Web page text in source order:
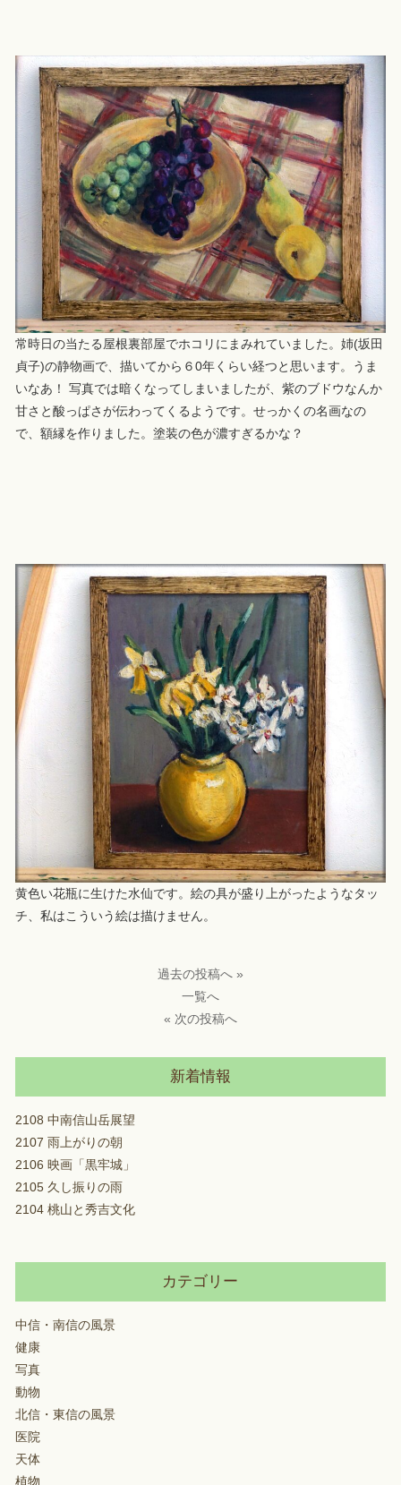
常時日の当たる屋根裏部屋でホコリにまみれていました。姉(坂田
貞子)の静物画で、描いてから６0年くらい経つと思います。うま
いなあ！ 写真では暗くなってしまいましたが、紫のブドウなんか
甘さと酸っぱさが伝わってくるようです。せっかくの名画なの
で、額縁を作りました。塗装の色が濃すぎるかな？
黄色い花瓶に生けた水仙です。絵の具が盛り上がったようなタッ
チ、私はこういう絵は描けません。
過去の投稿へ »
一覧へ
« 次の投稿へ
新着情報
2108 中南信山岳展望
2107 雨上がりの朝
2106 映画「黒牢城」
2105 久し振りの雨
2104 桃山と秀吉文化
カテゴリー
中信・南信の風景
健康
写真
動物
北信・東信の風景
医院
天体
植物